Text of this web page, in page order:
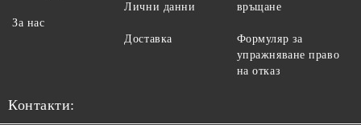
За нас
Лични данни
Доставка
връщане
Формуляр за
упражняване право
на отказ
Контакти: